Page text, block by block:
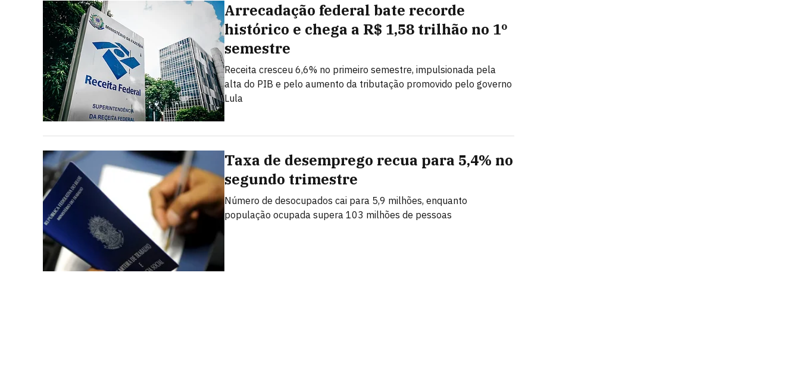
Arrecadação federal bate recorde
histórico e chega a R$ 1,58 trilhão no 1º
semestre
Receita cresceu 6,6% no primeiro semestre, impulsionada pela
alta do PIB e pelo aumento da tributação promovido pelo governo
Lula
Taxa de desemprego recua para 5,4% no
segundo trimestre
Número de desocupados cai para 5,9 milhões, enquanto
população ocupada supera 103 milhões de pessoas